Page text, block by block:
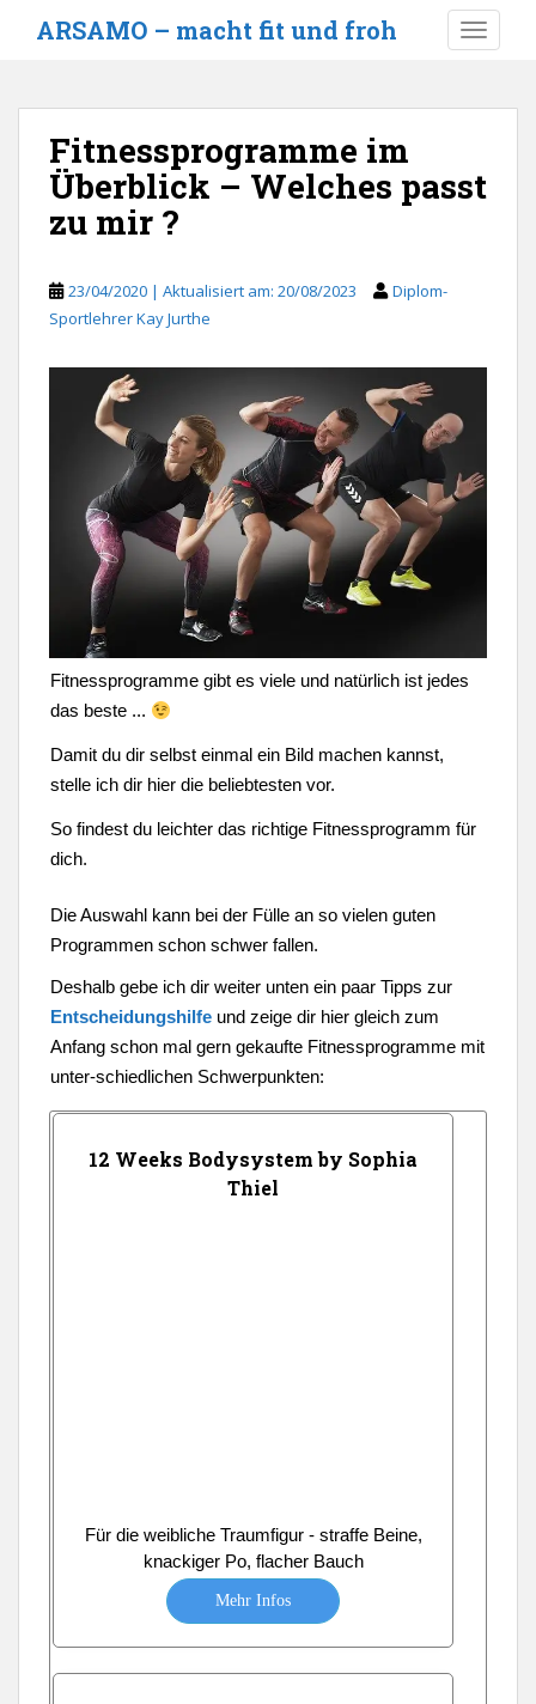
ARSAMO – macht fit und froh
Fitnessprogramme im
Überblick – Welches passt
zu mir ?
23/04/2020 20/08/2023
Diplom-
Sportlehrer Kay Jurthe
Fitnessprogramme gibt es viele und natürlich ist jedes
das beste ...
Damit du dir selbst einmal ein Bild machen kannst,
stelle ich dir hier die beliebtesten vor.
So findest du leichter das richtige Fitnessprogramm für
dich.
Die Auswahl kann bei der Fülle an so vielen guten
Programmen schon schwer fallen.
Deshalb gebe ich dir weiter unten ein paar Tipps zur
Entscheidungshilfe und zeige dir hier gleich zum
Anfang schon mal gern gekaufte Fitnessprogramme mit
unter-schiedlichen Schwerpunkten:
12 Weeks Bodysystem by Sophia
Thiel
Für die weibliche Traumfigur - straffe Beine,
knackiger Po, flacher Bauch
Mehr Infos